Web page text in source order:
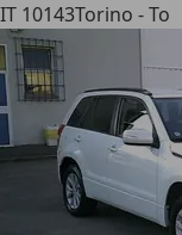
IT 10143Torino - To